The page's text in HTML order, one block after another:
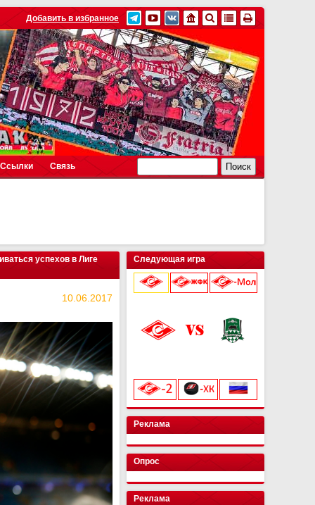
Добавить в избранное
Ссылки Связь
успехов в Лиге
10.06.2017
Следующая игра
Реклама
Опрос
Реклама